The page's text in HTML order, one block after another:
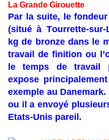
La Grande Girouette
Par la suite, le
(situé à Tourrette-
kg de bronze dans le
travail de finition ou
le temps de travail
expose
exemple au
ou il a envoyé
Etats-Unis pareil.